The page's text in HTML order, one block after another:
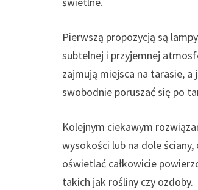
Pierwszą propozycją są
subtelnej i przyjemnej
zajmują miejsca na tarasie,
swobodnie poruszać się po
Kolejnym ciekawym
wysokości lub na dole
oświetlać całkowicie
takich jak rośliny czy ozdoby.